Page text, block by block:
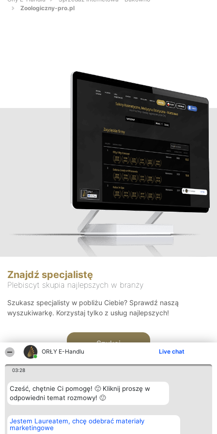
ORŁY E-Handlu Live chat
03:28
Cześć, chętnie Ci pomogę! 🙂 Kliknij proszę w
odpowiedni temat rozmowy! 🙂
Jestem Laureatem, chcę odebrać materiały
marketingowe
Zoologiczny-pro.pl
Znajdź specjalistę
Plebiscyt skupia najlepszych w branży
Szukasz specjalisty w pobliżu Ciebie? Sprawdź naszą
wyszukiwarkę. Korzystaj tylko z usług najlepszych!
Szukaj
Organizator plebiscytu
Bright Side Solutions sp. z o.
o. sp. k.
Plebiscyt
Laureaci
Kontakt
Kontakt